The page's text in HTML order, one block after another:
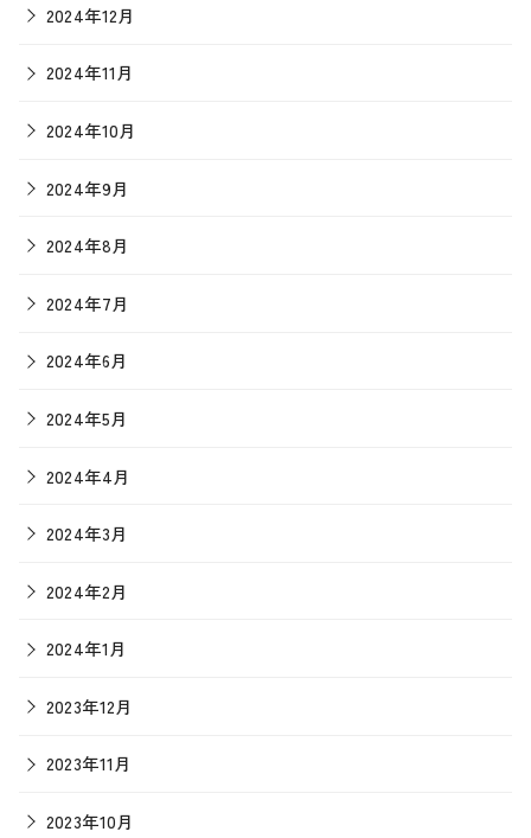
2024年12月
2024年11月
2024年10月
2024年9月
2024年8月
2024年7月
2024年6月
2024年5月
2024年4月
2024年3月
2024年2月
2024年1月
2023年12月
2023年11月
2023年10月